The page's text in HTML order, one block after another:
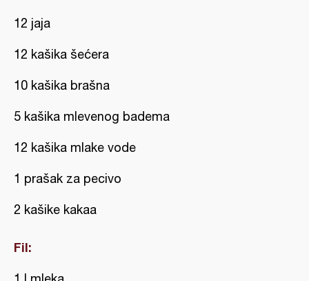
12 jaja
12 kašika šećera
10 kašika brašna
5 kašika mlevenog badema
12 kašika mlake vode
1 prašak za pecivo
2 kašike kakaa
Fil: